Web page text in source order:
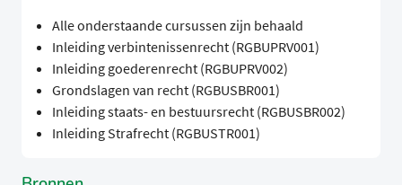
Alle onderstaande cursussen zijn behaald
Inleiding verbintenissenrecht (RGBUPRV001)
Inleiding goederenrecht (RGBUPRV002)
Grondslagen van recht (RGBUSBR001)
Inleiding staats- en bestuursrecht (RGBUSBR002)
Inleiding Strafrecht (RGBUSTR001)